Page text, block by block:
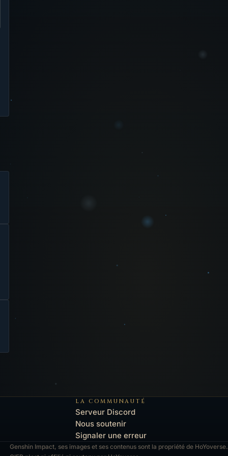
LA COMMUNAUTÉ
Serveur Discord
Nous soutenir
Signaler une erreur
Genshin Impact, ses images et ses contenus sont la propriété de HoYoverse.